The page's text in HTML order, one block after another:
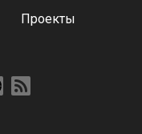
Проекты